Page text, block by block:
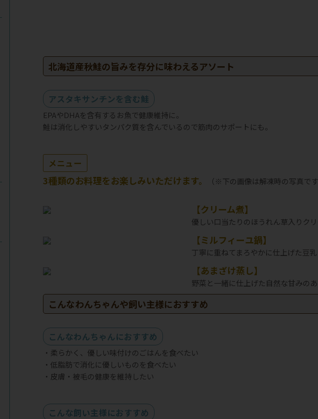
北海道産秋鮭の旨みを存分に味わえるアソート
アスタキサンチンを含む鮭
EPAやDHAを含有するお魚で健康維持に。
鮭は消化しやすいタンパク質を含んでいるので筋肉のサポートにも。
メニュー
3種類のお料理をお楽しみいただけます。 （※下の画像は解凍時の写真です
【クリーム煮】
優しい口当たりのほうれん草入りク
【ミルフィーユ鍋】
丁寧に重ねてまろやかに仕上げた豆
【あまざけ蒸し】
野菜と一緒に仕上げた自然な甘みの
こんなわんちゃんや飼い主様におすすめ
こんなわんちゃんにおすすめ
・柔らかく、優しい味付けのごはんを食べたい
・低脂肪で消化に優しいものを食べたい
・皮膚・被毛の健康を維持したい
こんな飼い主様におすすめ